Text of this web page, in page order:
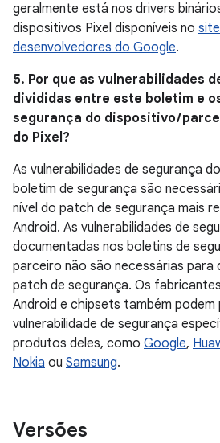
geralmente está nos drivers
dispositivos Pixel disponíveis no
desenvolvedores do Google.
5. Por que as vulnerabilidades
divididas entre este boletim e
segurança do dispositivo /
do Pixel?
As vulnerabilidades de segurança
boletim de segurança são
nível do patch de segurança mais
Android. As vulnerabilidades de
documentadas nos boletins de
parceiro não são necessárias para
patch de segurança. Os
Android e chipsets também podem
vulnerabilidade de segurança
produtos deles, como Google,
Nokia ou Samsung.
Versões